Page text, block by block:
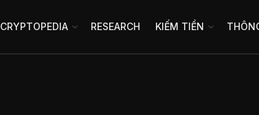
CRYPTOPEDIA RESEARCH KIẾM TIỀN